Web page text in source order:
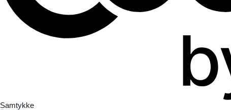
Samtykke